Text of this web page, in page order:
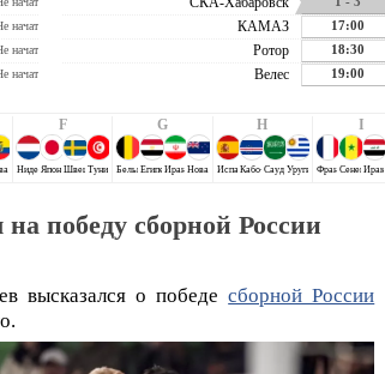
начат
начат
начат
КАМАЗ 17:00
Ротор 18:30
Велес 19:00
F
Нидерланды
ЯпонияШвецияТунис
G
БельгияЕгипетИран Новая Зеландия
H
ИспанияКабо-ВердеСаудовская Аравия
Уругвай
I
ФранцияСенегалИрак
победу сборной России
высказался о победесборной России